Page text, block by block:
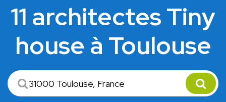
11 architectes Tiny
house à Toulouse